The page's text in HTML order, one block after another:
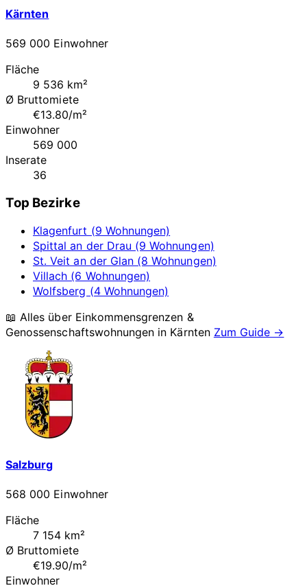
Kärnten
569 000 Einwohner
Fläche
9 536 km²
Ø Bruttomiete
€13.80/m²
Einwohner
569 000
Inserate
36
Top Bezirke
Klagenfurt (9 Wohnungen)
Spittal an der Drau (9 Wohnungen)
St. Veit an der Glan (8 Wohnungen)
Villach (6 Wohnungen)
Wolfsberg (4 Wohnungen)
📖 Alles über Einkommensgrenzen &
Genossenschaftswohnungen in Kärnten Zum Guide →
Salzburg
568 000 Einwohner
Fläche
7 154 km²
Ø Bruttomiete
€19.90/m²
Einwohner